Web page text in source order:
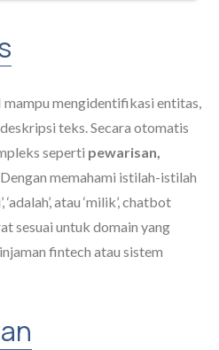
mengidentifikasi entitas,
teks. Secara otomatis
seperti pewarisan,
. Dengan memahami istilah-istilah
atau ‘milik’, chatbot
sesuai untuk domain yang
fintech atau sistem